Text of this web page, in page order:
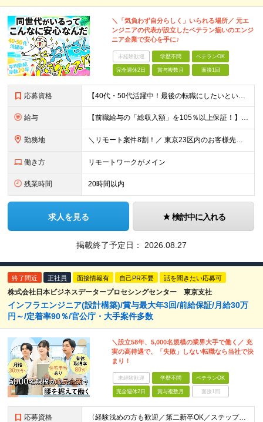
＼「気負わず自分らしく」いられる場所／ 元エ
ンジニアの代表が設立したベテラン揃いのエンジ
ニア企業で安心を手に♪
未経験歓迎 学歴不問 ベテランOK
完全週休2日 賞与複数月 面接1回
応募資格 【40代・50代活躍中！最後の転職にしたいという方も大歓迎です◎】 ●学歴不問 ●インフラ（サーバ・ネットワーク）または開発の経験がある方 ＼こんな方を待っています／ ★「今の職場では正当に評価され
給与 【前職給与の「総収入額」を105％以上保証！】 ■賞与年2回＋業績賞与 ■年収900万円・1000万円以上も可能 ■全社員が前職より105％～140％の給与UPを実現 月給35万円〜120万円＋賞与
勤務地 ＼リモート案件8割！／ 東京23区内のお客様先にて勤務していただきます。 本社所在地：神奈川県横浜市瀬谷区本郷3-1-17 第2斉藤ビル2F (変更の範囲)上記を除く当社関連勤務地
働き方 リモートワークがメイン
残業時間 20時間以内
求人を見る 検討中に入れる
掲載終了予定日： 2026.08.27
終了間近 正社員 面接情報有 自己PR不要 話を聞きたい応募可
株式会社日本ビジネスデータープロセシングセンター 東京支社
インフラエンジニア(設計構築)/賞与最大年3回/前給保証/月給30万
円～/定着率90％/官公庁・大手案件多数
＼設立58年、5,000名規模の業界大手で働く／ 充
実の高待遇で、「失敗」しない転職なら当社で決
まり！
未経験歓迎 学歴不問 ベテランOK
完全週休2日 賞与複数月 面接1回
応募資格 〈経験浅めの方も歓迎／第二新卒OK／ステップアップしたい方〉 ■インフラエンジニアとしての実務経験をお持ちの方 ⇒保守、運用、監視のみや、ヘルプデスク経験者、経験が浅めの方も歓迎します ■学歴不問